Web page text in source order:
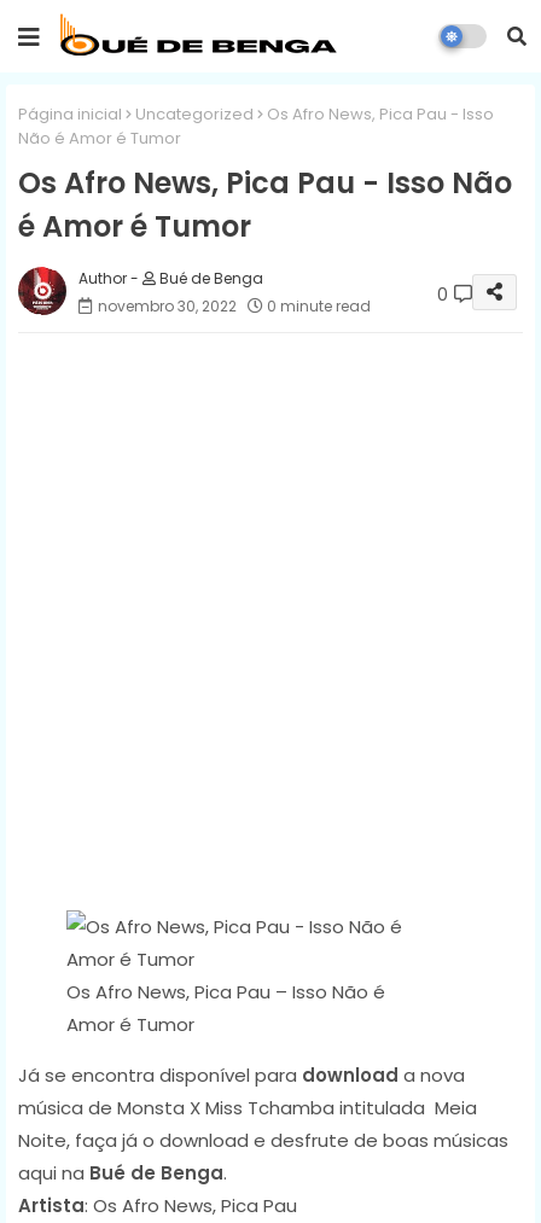
Página inicial Uncategorized
Os Afro News, Pica Pau - Isso
Não é Amor é Tumor
Os Afro News, Pica Pau - Isso Não
é Amor é Tumor
Bué de Benga
novembro 30, 2022
0 minute read 0
Os Afro News, Pica Pau – Isso Não é
Amor é Tumor
Já se encontra disponível para download a nova
música de Monsta X Miss Tchamba intitulada Meia
Noite, faça já o download e desfrute de boas músicas
aqui na Bué de Benga.
Artista: Os Afro News, Pica Pau